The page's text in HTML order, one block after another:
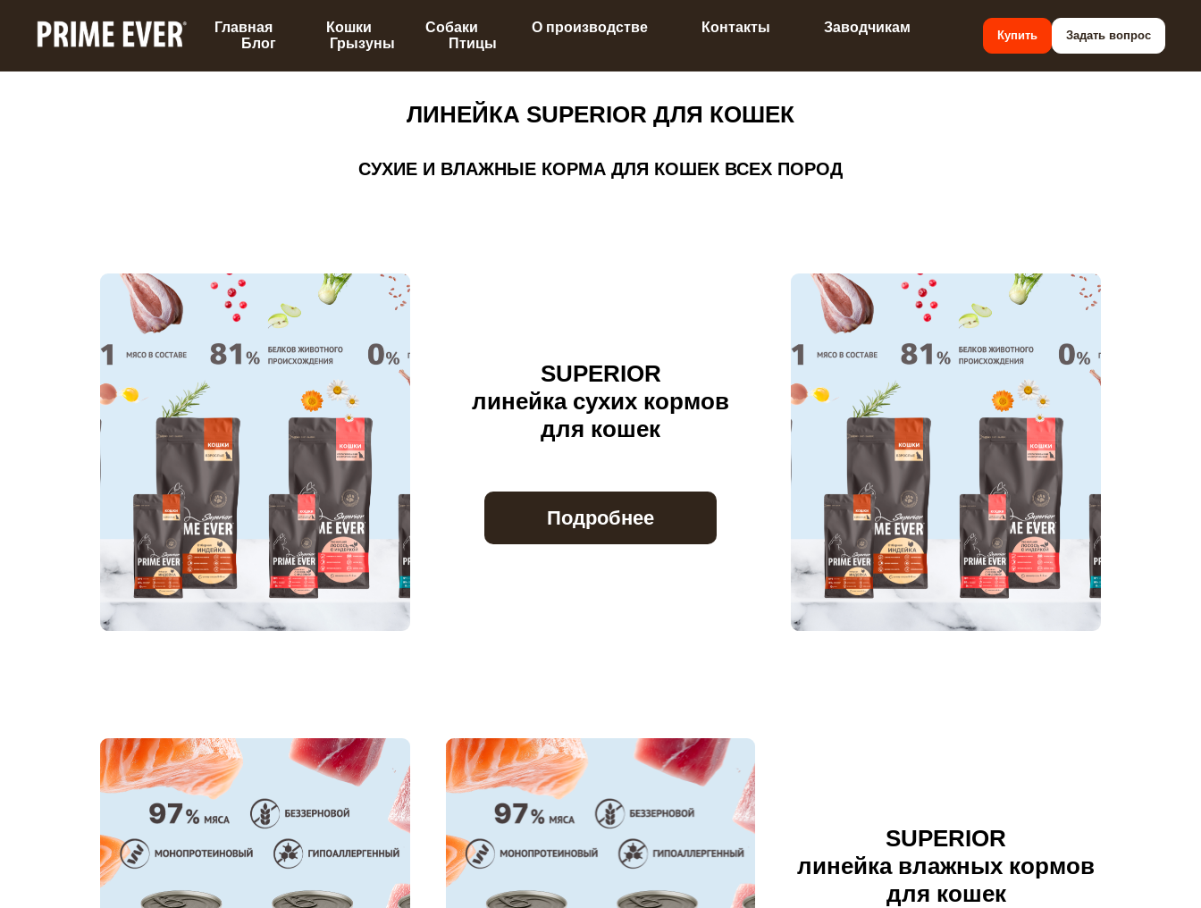
Главная Кошки Собаки О производстве Контакты
Заводчикам
Блог
Грызуны Птицы
Купить Задать вопрос
ЛИНЕЙКА SUPERIOR ДЛЯ КОШЕК
СУХИЕ И ВЛАЖНЫЕ КОРМА ДЛЯ КОШЕК ВСЕХ ПОРОД
SUPERIOR
линейка сухих кормов
для кошек
Подробнее
SUPERIOR
линейка влажных кормов
для кошек